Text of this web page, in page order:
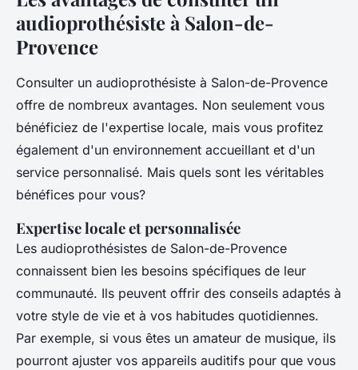
audioprothésiste à Salon-de-
Provence
Consulter un audioprothésiste à Salon-de-Provence
offre de nombreux avantages. Non seulement vous
bénéficiez de l'expertise locale, mais vous profitez
également d'un environnement accueillant et d'un
service personnalisé. Mais quels sont les véritables
bénéfices pour vous?
Expertise locale et personnalisée
Les audioprothésistes de Salon-de-Provence
connaissent bien les besoins spécifiques de leur
communauté. Ils peuvent offrir des conseils adaptés à
votre style de vie et à vos habitudes quotidiennes.
Par exemple, si vous êtes un amateur de musique, ils
pourront ajuster vos appareils auditifs pour que vous